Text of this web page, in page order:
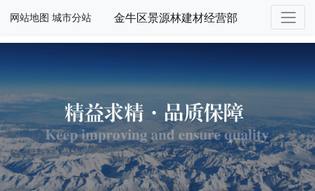
网站地图 城市分站 金牛区景源林建材经营部